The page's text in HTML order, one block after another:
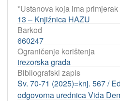
*Ustanova koja ima primjerak
13 – Knjižnica HAZU
Barkod
660247
Ograničenje korištenja
trezorska građa
Bibliografski zapis
Sv. 70-71 (2025)=knj. 567 /
odgovorna urednica Vida